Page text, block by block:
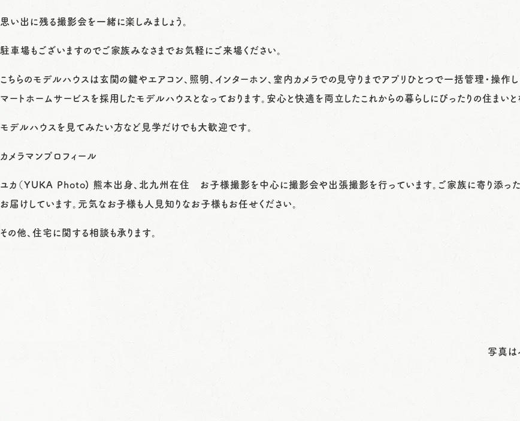
思い出に残る撮影会を一緒に楽しみましょう。
駐車場もございますのでご家族みなさまでお気軽にご来場ください。
こちらのモデルハウスは玄関の鍵やエアコン、照明、インターホン、室内カメラでの見守りまでアプリひとつで一括管理・操作
マートホームサービスを採用したモデルハウスとなっております。安心と快適を両立したこれからの暮らしにぴったりの住まいと
モデルハウスを見てみたい方など見学だけでも大歓迎です。
カメラマンプロフィール
ユカ（YUKA Photo) 熊本出身、北九州在住 お子様撮影を中心に撮影会や出張撮影を行っています。ご家族に寄り添っ
お届けしています。元気なお子様も人見知りなお子様もお任せください。
その他、住宅に関する相談も承ります。
写真はイメージで